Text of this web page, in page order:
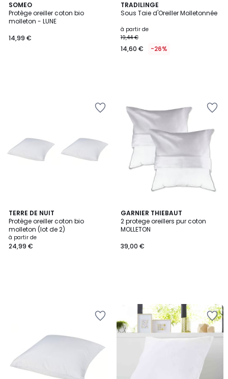
SOMEO
Protège oreiller coton bio
molleton - LUNE
14,99 €
TRADILINGE
Sous Taie d'Oreiller Molletonnée
à partir de
19,44 €
14,60 € -26%
TERRE DE NUIT
Protège oreiller coton bio
molleton (lot de 2)
à partir de
24,99 €
GARNIER THIEBAUT
2 protege oreillers pur coton
MOLLETON
39,00 €